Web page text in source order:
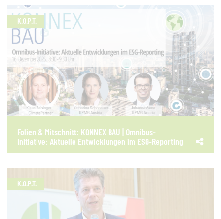
K.O.P.T.
Folien & Mitschnitt: KONNEX BAU | Omnibus-
Initiative: Aktuelle Entwicklungen im ESG-Reporting
K.O.P.T.